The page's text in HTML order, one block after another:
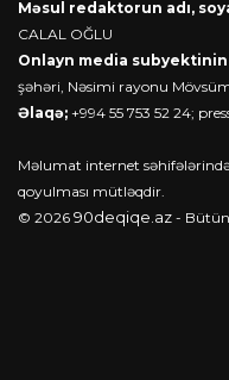
Məsul redaktorun adı,
CALAL OĞLU
Onlayn media
şəhəri, Nəsimi rayonu
Əlaqə; +994 55 753 52 24;
Məlumat internet
qoyulması mütləqdir.
© 2026 90deqiqe.az -